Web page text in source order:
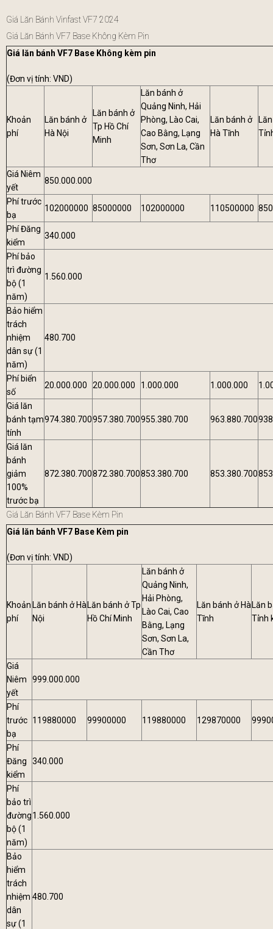
Giá Lăn Bánh Vinfast VF7 2024
Giá Lăn Bánh VF7 Base Không Kèm Pin
Giá lăn bánh VF7 Base Không kèm pin
(Đơn vị tính: VND)
Khoản
phí
Lăn bánh ở
Hà Nội
Lăn bánh ở
Tp Hồ Chí
Minh
Lăn bánh ở
Quảng Ninh, Hải
Phòng, Lào Cai,
Cao Bằng, Lạng
Sơn, Sơn La, Cần
Thơ
Lăn bánh ở
Hà Tĩnh
Giá Niêm
yết
850.000.000
Phí trước
bạ
102000000 85000000 102000000 110500000
Phí Đăng
kiểm
340.000
Phí bảo
trì đường
bộ (1
năm)
1.560.000
Bảo hiểm
trách
nhiệm
dân sự (1
năm)
480.700
Phí biển
số
20.000.000 20.000.000 1.000.000 1.000.000
Giá lăn
bánh tạm
tính
974.380.700957.380.700955.380.700 963.880.700
Giá lăn
bánh
giảm
100%
trước bạ
872.380.700872.380.700853.380.700 853.380.700
Giá Lăn Bánh VF7 Base Kèm Pin
Giá lăn bánh VF7 Base Kèm pin
(Đơn vị tính: VND)
Khoản
phí
Lăn bánh ở Hà
Nội
Lăn bánh ở Tp
Hồ Chí Minh
Lăn bánh ở
Quảng Ninh,
Hải Phòng,
Lào Cai, Cao
Bằng, Lạng
Sơn, Sơn La,
Cần Thơ
Lăn bánh ở Hà
Tĩnh
Lăn
Tỉnh
Giá
Niêm
yết
999.000.000
Phí
trước
bạ
119880000 99900000 119880000 129870000
Phí
Đăng
kiểm
340.000
Phí
bảo trì
đường
bộ (1
năm)
1.560.000
Bảo
hiểm
trách
nhiệm
dân
sự (1
480.700